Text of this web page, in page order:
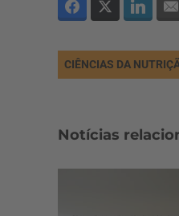
CIÊNCIAS DA
Notícias